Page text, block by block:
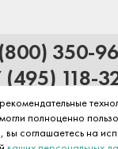
полноценно
вы соглашаетесь на
350-
(495) 118-